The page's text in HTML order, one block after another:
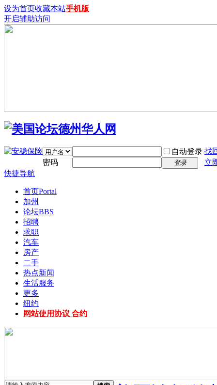
设为首页收藏本站手机版
开启辅助访问
自动登录 找
密码
登录
立
快捷导航
首页Portal
加州
论坛BBS
招聘
求职
汽车
房产
二手
热点新闻
生活服务
更多
纽约
网站使用协议 合约